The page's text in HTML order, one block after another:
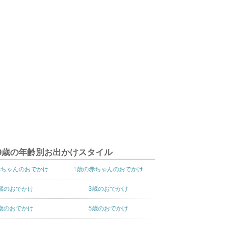
の年齢別お出かけスタイル
ゃんのおでかけ 1歳の赤ちゃんのおでかけ
のおでかけ 3歳のおでかけ
のおでかけ 5歳のおでかけ